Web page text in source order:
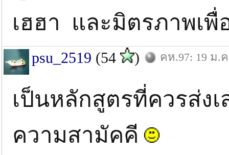
เฮฮา และมิตรภาพเ
psu_2519 (54 ) คห.97: 19 ม.
เป็นหลักสูตรที่ควรส่ง
ความสามัคคี